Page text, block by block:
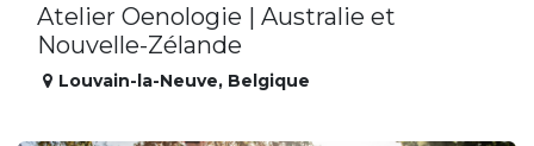
Atelier Oenologie | Australie et
Nouvelle-Zélande
Louvain-la-Neuve, Belgique